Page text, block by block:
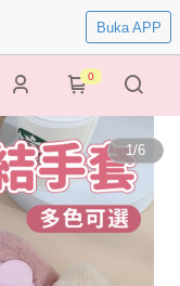
Buka APP
0
1/6